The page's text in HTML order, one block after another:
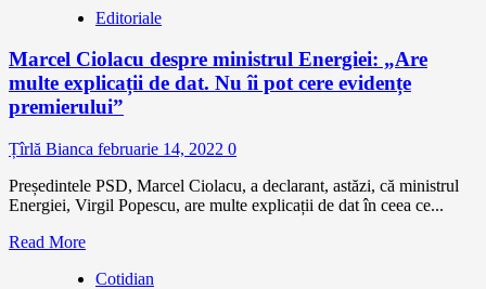
Editoriale
Marcel Ciolacu despre ministrul Energiei: „Are
multe explicații de dat. Nu îi pot cere evidențe
premierului”
Țîrlă Bianca februarie 14, 2022 0
Președintele PSD, Marcel Ciolacu, a declarant, astăzi, că ministrul
Energiei, Virgil Popescu, are multe explicații de dat în ceea ce...
Read More
Cotidian